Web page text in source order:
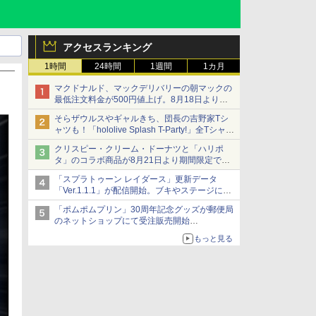
アクセスランキング
1時間 24時間 1週間 1カ月
マクドナルド、マックデリバリーの朝マックの
最低注文料金が500円値上げ。8月18日より
1,500円から受付
そらザウルスやギャルきち、団長の吉野家Tシ
ャツも！「hololive Splash T-Party!」全Tシャツ
ラインナップ公開＆オンライン販売開始
クリスピー・クリーム・ドーナツと「ハリポ
タ」のコラボ商品が8月21日より期間限定で発
売
組分け帽子ドーナツなど見た目も楽しい商品が
登場
「スプラトゥーン レイダース」更新データ
「Ver.1.1.1」が配信開始。ブキやステージに関
する不具合を修正
「ポムポムプリン」30周年記念グッズが郵便局
のネットショップにて受注販売開始
「おもちもちもちクッション」など今年だけの
もっと見る